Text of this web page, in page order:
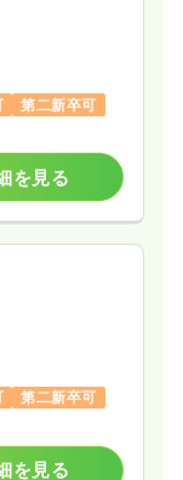
第二新卒可
を見る
第二新卒可
を見る